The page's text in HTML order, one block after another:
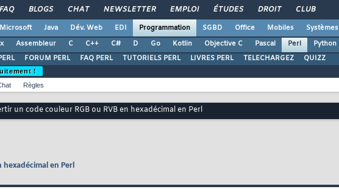
FAQ BLOGS CHAT NEWSLETTER EMPLOI ÉTUDES DROIT CLUB
Microsoft Java Dév. Web EDI Programmation SGBD Office Mobiles
Systèmes
Assembleur C C++ C# D Go Kotlin Objective C Pascal Perl Python
FORUM PERL FAQ PERL TUTORIELS PERL LIVRES PERL TELECHARGEZ QUIZZ
!
Règles
un code couleur RGB ou RVB en hexadécimal en Perl
hexadécimal en Perl